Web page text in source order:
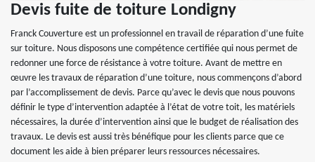
Devis fuite de toiture Londigny
Franck Couverture est un professionnel en travail de réparation d’une fuite
sur toiture. Nous disposons une compétence certifiée qui nous permet de
redonner une force de résistance à votre toiture. Avant de mettre en
œuvre les travaux de réparation d’une toiture, nous commençons d’abord
par l’accomplissement de devis. Parce qu’avec le devis que nous pouvons
définir le type d’intervention adaptée à l’état de votre toit, les matériels
nécessaires, la durée d’intervention ainsi que le budget de réalisation des
travaux. Le devis est aussi très bénéfique pour les clients parce que ce
document les aide à bien préparer leurs ressources nécessaires.